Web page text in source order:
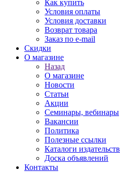
Как купить
Условия оплаты
Условия доставки
Возврат товара
Заказ по e-mail
Скидки
О магазине
Назад
О магазине
Новости
Статьи
Акции
Семинары, вебинары
Вакансии
Политика
Полезные ссылки
Каталоги издательств
Доска объявлений
Контакты